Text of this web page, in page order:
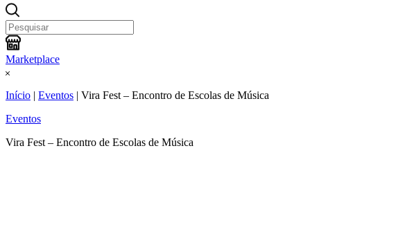
Marketplace
Início | Eventos | Vira Fest – Encontro de Escolas de Música
Eventos
Vira Fest – Encontro de Escolas de Música